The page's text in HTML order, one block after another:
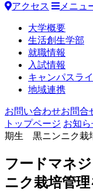
アクセス メニュ
大学概要
生活創生学部
就職情報
入試情報
キャンパスラ
地域連携
お問い合わせお問合
トップページ お知
期生 黒ニンニク栽
フードマネ
ニク栽培管